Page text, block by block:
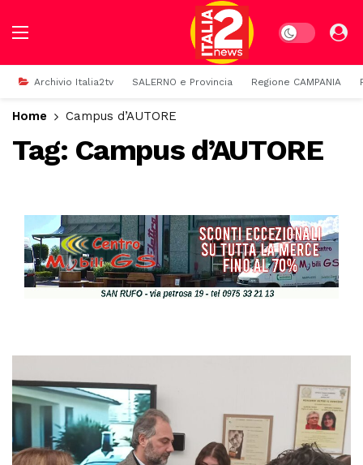
Dark mode
Archivio Italia2tv SALERNO e Provincia Regione CAMPANIA
Home Campus d’AUTORE
Tag: Campus d’AUTORE